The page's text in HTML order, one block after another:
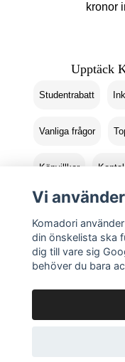
kronor
Upptäck
Studentrabatt
Vanliga frågor
Köpvillkor
Logga in Returer
Vi
Komadori
din önskelista ska
dig till vare sig
behöver du bara